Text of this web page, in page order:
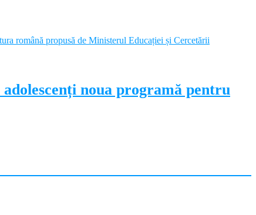
noua programă pentru